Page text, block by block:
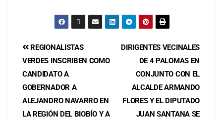
DIRIGENTES VECINALES
DE 4 PALOMAS EN
CONJUNTO CON EL
ALCALDE ARMANDO
FLORES Y EL DIPUTADO
JUAN SANTANA SE
REGIONALISTAS
VERDES INSCRIBEN COMO
CANDIDATO A
GOBERNADOR A
ALEJANDRO NAVARRO EN
LA REGIÓN DEL BIOBÍO Y A